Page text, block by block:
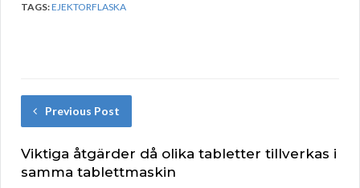
TAGS:EJEKTORFLASKA
Previous Post
Viktiga åtgärder då olika tabletter tillverkas i
samma tablettmaskin